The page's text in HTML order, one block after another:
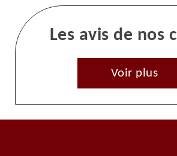
Les avis de nos
Voir plus